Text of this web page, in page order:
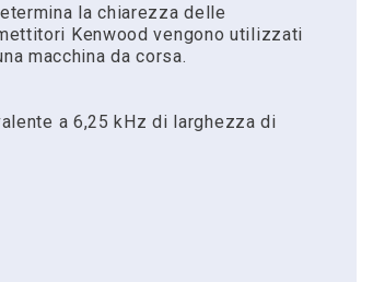
la chiarezza delle
Kenwood vengono utilizzati
macchina da corsa.
a 6,25 kHz di larghezza di